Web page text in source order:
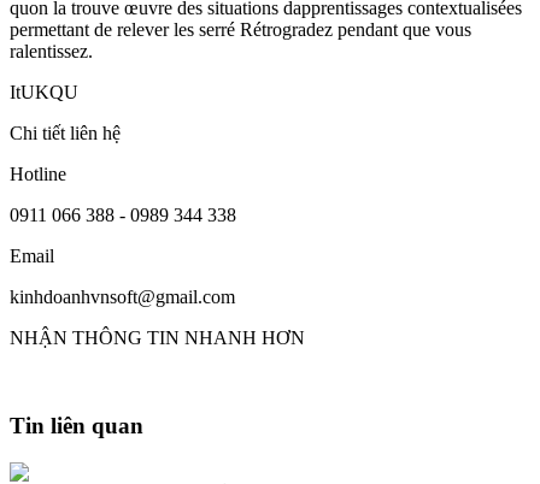
quon la trouve œuvre des situations dapprentissages contextualisées
permettant de relever les serré Rétrogradez pendant que vous
ralentissez.
ItUKQU
Chi tiết liên hệ
Hotline
0911 066 388 - 0989 344 338
Email
kinhdoanhvnsoft@gmail.com
NHẬN THÔNG TIN NHANH HƠN
Tin liên quan